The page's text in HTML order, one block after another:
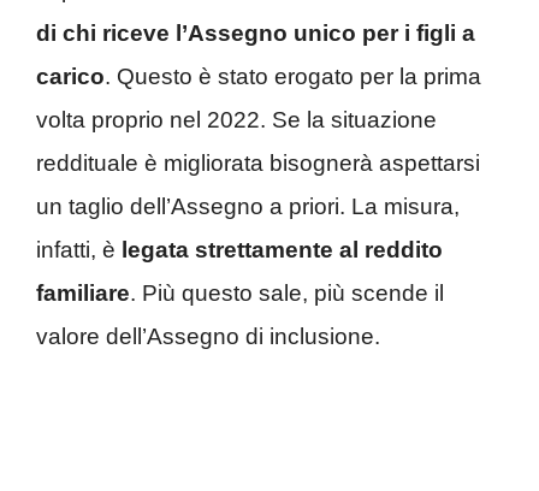
di chi riceve l’Assegno unico per i figli a
carico. Questo è stato erogato per la prima
volta proprio nel 2022. Se la situazione
reddituale è migliorata bisognerà aspettarsi
un taglio dell’Assegno a priori. La misura,
infatti, è legata strettamente al reddito
familiare. Più questo sale, più scende il
valore dell’Assegno di inclusione.